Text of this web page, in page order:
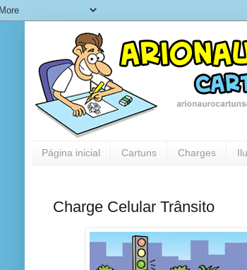
Página inicial Cartuns Charges
Charge Celular Trânsito